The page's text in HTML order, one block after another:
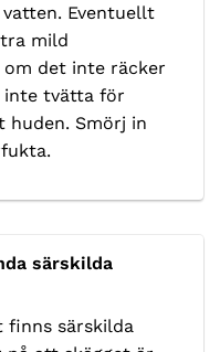
Eventuellt
mild
det inte räcker
inte tvätta för
huden. Smörj in
särskilda
finns särskilda